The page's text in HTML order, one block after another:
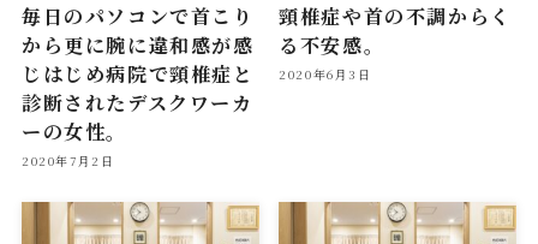
毎日のパソコンで首こり
から更に腕に違和感が感
じはじめ病院で頸椎症と
診断されたデスクワーカ
ーの女性。
2020年7月2日
頸椎症や首の不調からく
る不安感。
2020年6月3日